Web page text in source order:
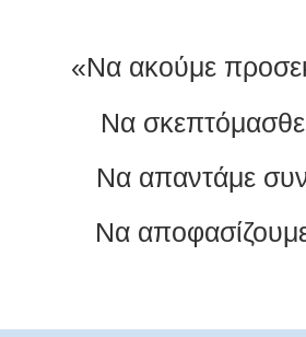
«Να ακούμε
Να
Να απαντάμε
Να